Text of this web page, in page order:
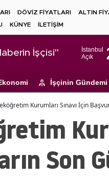
DÖVİZ FİYATLARI ALTIN
KÜNYE İLETİŞİM
İşçisi"
İstanbul
Açık
Ağrı
İşçinin Gündemi
Kurumları Sınavı İçin
Son